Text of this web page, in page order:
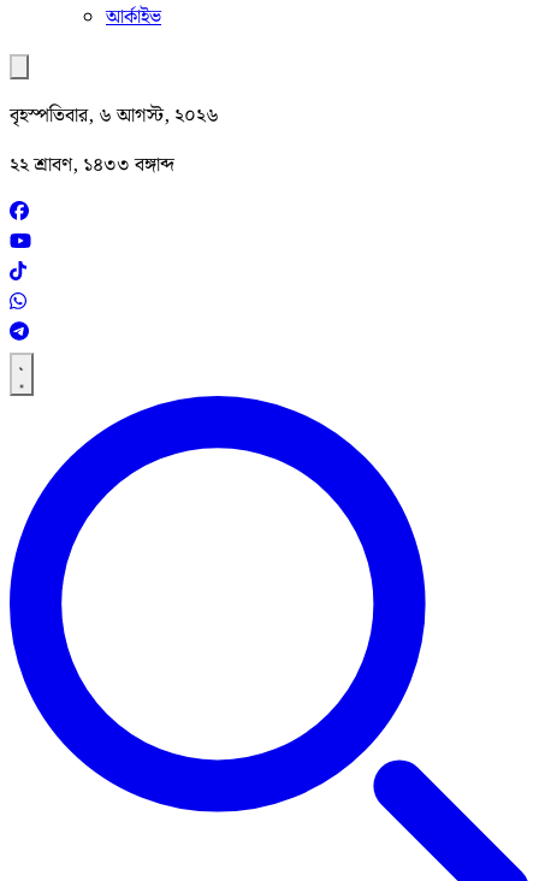
আর্কাইভ
বৃহস্পতিবার, ৬ আগস্ট, ২০২৬
২২ শ্রাবণ, ১৪৩৩ বঙ্গাব্দ